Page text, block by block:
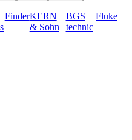
FinderKERN
& Sohn
BGS
technic
Fluke